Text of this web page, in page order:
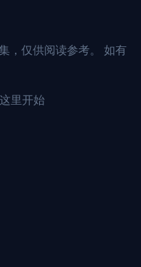
，仅供阅读参考。 如有
里开始